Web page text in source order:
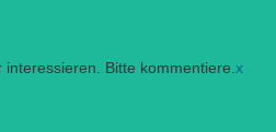
Bitte kommentiere. x